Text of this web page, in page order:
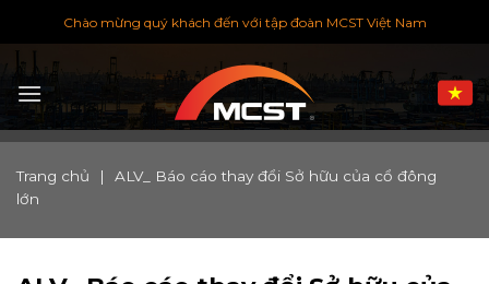
đến
nội
dung
Chào mừng quý khách đến với tập đoàn MCST Việt Nam
Trang chủ |
ALV_ Báo cáo thay đổi Sở hữu của cổ đông
lớn